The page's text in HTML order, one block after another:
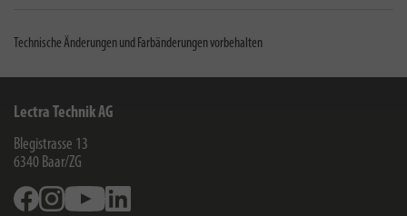
Technische Änderungen und Farbänderungen vorbehalten
Lectra Technik AG
Blegistrasse 13
6340 Baar/ZG
FacebookInstagramYoutube